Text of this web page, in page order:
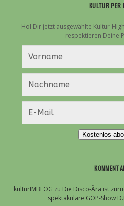
KULTUR PER
Hol Dir jetzt ausgewählte Kultur-
respektieren Deine
Kostenlos
kulturIMBLOG zu Die Disco-Ära ist
spektakuläre GOP-Show